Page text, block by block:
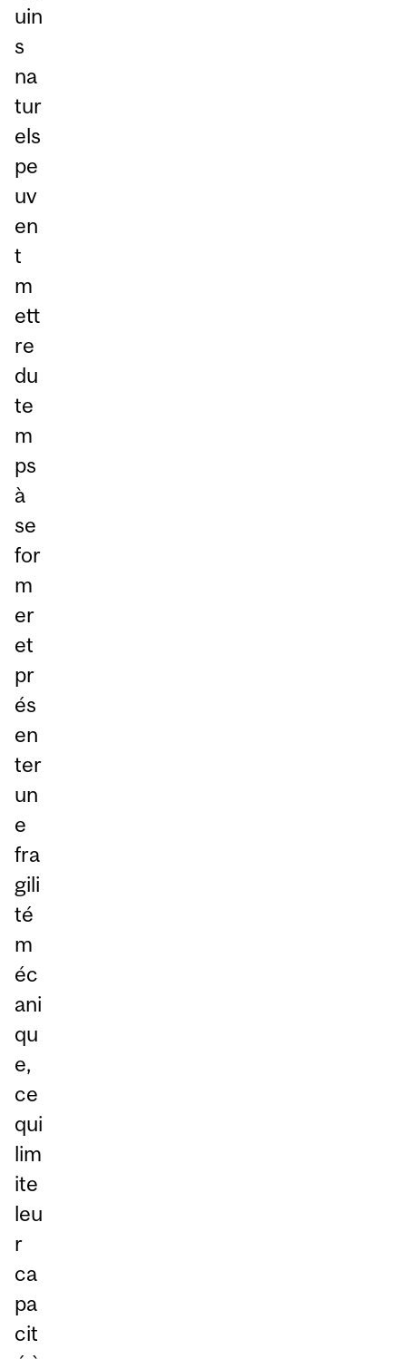
uin
s
na
tur
els
pe
uv
en
t
m
ett
re
du
te
m
ps
à
se
for
m
er
et
pr
és
en
ter
un
e
fra
gili
té
m
éc
ani
qu
e,
ce
qui
lim
ite
leu
r
ca
pa
cit